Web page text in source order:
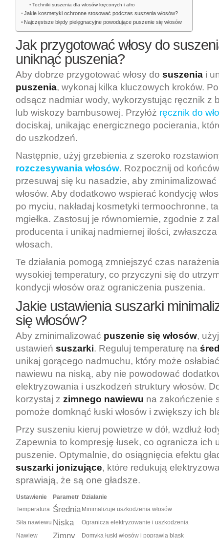
Techniki suszenia dla włosów kręconych i afro
Jakie kosmetyki ochronne stosować podczas suszenia włosów?
Najczęstsze błędy pielęgnacyjne powodujące puszenie się włosów
Jak przygotować włosy do
uniknąć puszenia?
Aby dobrze przygotować włosy do suszenia i
puszenia, wykonaj kilka kluczowych kroków.
odsącz nadmiar wody, wykorzystując ręcznik z
lub wiskozy bambusowej. Przyłóż ręcznik do
dociskaj, unikając energicznego pocierania,
do uszkodzeń.
Następnie, użyj grzebienia z szeroko
rozczesywania włosów. Rozpocznij od
przesuwaj się ku nasadzie, aby zminimalizować
włosów. Aby dodatkowo wspierać kondycję
po myciu, nakładaj kosmetyki termoochronne,
mgiełka. Zastosuj je równomiernie, zgodnie z
producenta i unikaj nadmiernej ilości,
włosach.
Te działania pomogą zmniejszyć czas
wysokiej temperatury, co przyczyni się do
kondycji włosów oraz ograniczenia puszenia.
Jakie ustawienia suszarki
się włosów?
Aby zminimalizować puszenie się włosów,
ustawień suszarki. Reguluj temperaturę na
unikaj gorącego nadmuchu, który może osłabiać
nawiewu na niską, aby nie powodować
elektryzowania i uszkodzeń struktury włosów.
korzystaj z zimnego nawiewu na zakończenie
pomoże domknąć łuski włosów i zwiększy ich
Przy suszeniu kieruj powietrze w dół, wzdłuż
Zapewnia to kompresję łusek, co ogranicza ich
puszenie. Optymalnie, do osiągnięcia efektu
suszarki jonizujące, które redukują
sprawiają, że są one gładsze.
Ustawienie Parametr Działanie
Temperatura Średnia Minimalizuje uszkodzenia włosów
Siła nawiewu Niska
Ogranicza elektryzowanie i uszkodzenia
Nawiew
Zimny Domyka łuski włosów i poprawia blask